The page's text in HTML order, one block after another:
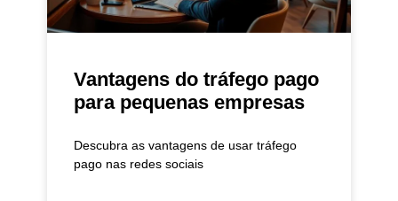
Vantagens do tráfego pago
para pequenas empresas
Descubra as vantagens de usar tráfego
pago nas redes sociais